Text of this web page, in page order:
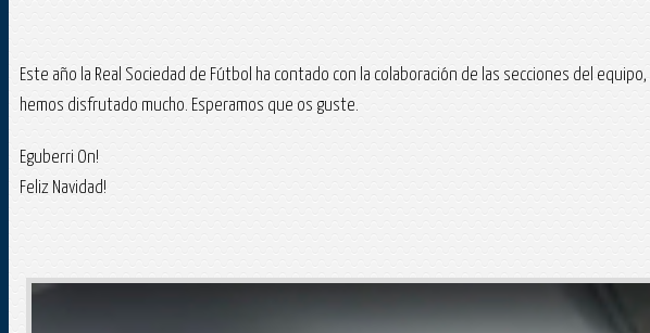
Este año la Real Sociedad de Fútbol ha contado con la colaboración de las secciones del
hemos disfrutado mucho. Esperamos que os guste.
Eguberri On!
Feliz Navidad!